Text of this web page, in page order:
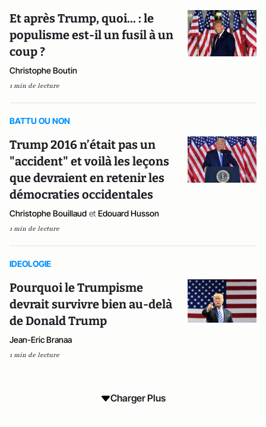
Et après Trump, quoi... : le
populisme est-il un fusil à un
coup ?
Christophe Boutin
1 min de lecture
BATTU OU NON
Trump 2016 n’était pas un
"accident" et voilà les leçons
que devraient en retenir les
démocraties occidentales
Christophe Bouillaud et Edouard Husson
1 min de lecture
IDEOLOGIE
Pourquoi le Trumpisme
devrait survivre bien au-delà
de Donald Trump
Jean-Eric Branaa
1 min de lecture
Charger Plus